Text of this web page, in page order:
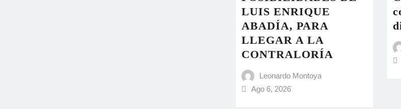
LUIS ENRIQUE
ABADÍA, PARA
LLEGAR A LA
CONTRALORÍA
Leonardo Montoya
Ago 6, 2026